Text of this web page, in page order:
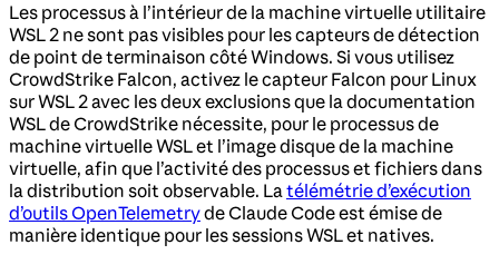
Les processus à l’intérieur de la machine virtuelle utilitaire
WSL 2 ne sont pas visibles pour les capteurs de détection
de point de terminaison côté Windows. Si vous utilisez
CrowdStrike Falcon, activez le capteur Falcon pour Linux
sur WSL 2 avec les deux exclusions que la documentation
WSL de CrowdStrike nécessite, pour le processus de
machine virtuelle WSL et l’image disque de la machine
virtuelle, afin que l’activité des processus et fichiers dans
la distribution soit observable. Latélémétrie d’exécution
d’outils OpenTelemetryde Claude Code est émise de
manière identique pour les sessions WSL et natives.